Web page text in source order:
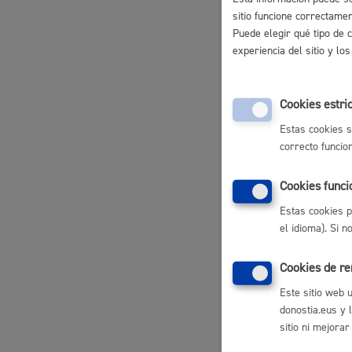
Seguridad ciudadana y emergencias
Salud Pública, animales y consumo
Centros
Programa
Servicio
Tarjeta
o pérdida
Tutela
sitio funcione
Puede elegir qué tipo de
experiencia del sitio y
Cookies
Estas cookies
correcto
Cookies
Estas cookies
el idioma). Si
Cookies de
Este sitio web
donostia.eus y
sitio ni mejorar